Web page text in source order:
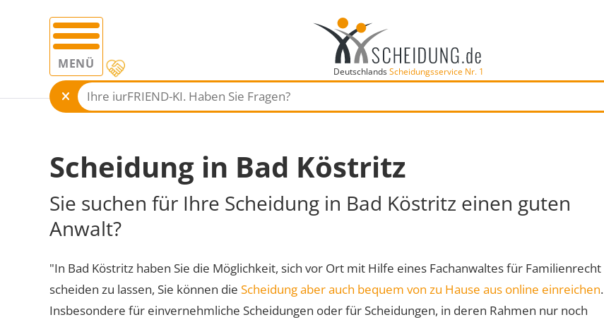
MENÜ DeutschlandsScheidungsservice Nr. 1
Scheidung in Bad Köstritz
Sie suchen für Ihre Scheidung in Bad Köstritz einen guten
Anwalt?
"In Bad Köstritz haben Sie die Möglichkeit, sich vor Ort mit Hilfe eines Fachanwaltes für Familienrecht
scheiden zu lassen, Sie können die Scheidung aber auch bequem von zu Hause aus online einreichen.
Insbesondere für einvernehmliche Scheidungen oder für Scheidungen, in deren Rahmen nur noch